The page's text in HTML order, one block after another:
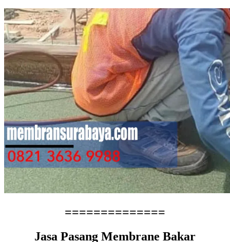
==============
Jasa Pasang Membrane Bakar